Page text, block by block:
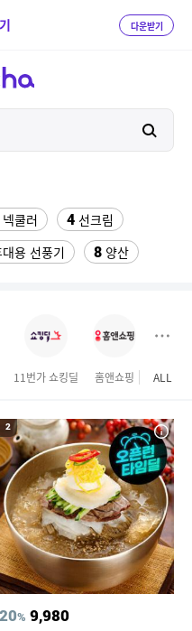
다운받기
넥쿨러 4 선크림
용 선풍기 8 양산
퍼 ALL
11번가 쇼킹딜 홈앤쇼핑 하이
2
20% 9,980